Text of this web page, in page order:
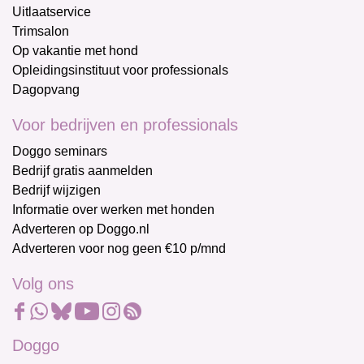
Uitlaatservice
Trimsalon
Op vakantie met hond
Opleidingsinstituut voor professionals
Dagopvang
Voor bedrijven en professionals
Doggo seminars
Bedrijf gratis aanmelden
Bedrijf wijzigen
Informatie over werken met honden
Adverteren op Doggo.nl
Adverteren voor nog geen €10 p/mnd
Volg ons
Doggo